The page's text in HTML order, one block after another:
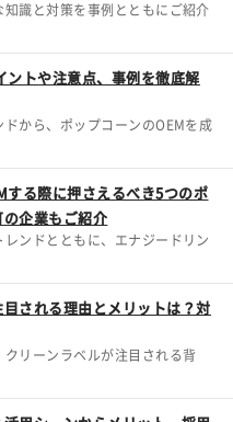
識と対策を事例とともにご紹介
ントや注意点、事例を徹底解
から、ポップコーンのOEMを成
する際に押さえるべき5つのポ
企業もご紹介
ンドとともに、エナジードリン
される理由とメリットは？対
リーンラベルが注目される背